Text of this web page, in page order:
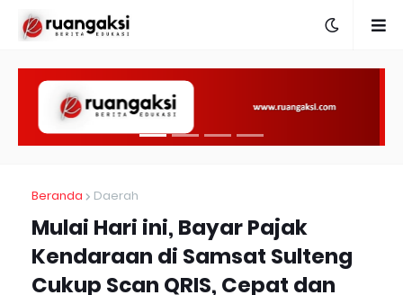
Beranda Daerah
Mulai Hari ini, Bayar Pajak
Kendaraan di Samsat Sulteng
Cukup Scan QRIS, Cepat dan